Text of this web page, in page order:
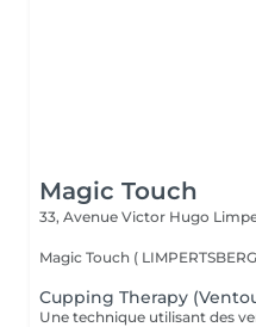
Magic Touch
33, Avenue Victor Hugo
Magic Touch (
Cupping Therapy